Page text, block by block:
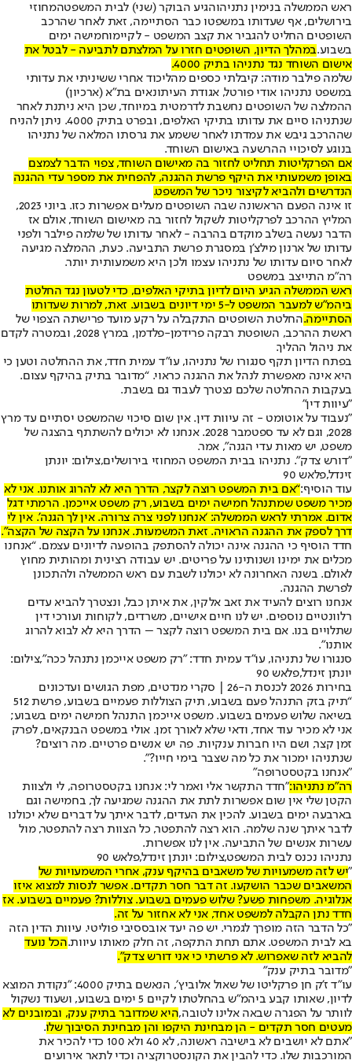
ראש הממשלה בנימין נתניהוהגיע הבוקר (שני) לבית המשפטהמחוזי
בירושלים, אף שעדותו במשפטו כבר הסתיימה, זאת לאחר שהרכב
השופטים החליט להגביר את קצב המשפט - לקיימוחמישה ימים
בשבוע.במהלך הדיון, השופטים חזרו על המלצתם לתביעה - לבטל את
אישום השוחד נגד נתניהו בתיק 4000.
שלמה פילבר מודה: קיבלתי כספים מהליכוד אחרי ששיניתי את עדותי
במשפט נתניהו אודי פורטל, אגודת העיתונאים בת"א (ארכיון)
ההמלצה של השופטים נחשבת לדרמטית במיוחד, שכן היא ניתנת לאחר
שנתניהו סיים את עדותו בתיקי האלפים, ובפרט בתיק 4000. ניתן להניח
שההרכב גיבש את עמדתו לאחר ששמע את גרסתו המלאה של נתניהו
בנוגע לסיכויי ההרשעה באישום השוחד.
אם הפרקליטות תחליט לחזור בה מאישום השוחד, צפוי הדבר לצמצם
באופן משמעותי את היקף פרשת ההגנה, להפחית את מספר עדי ההגנה
הנדרשים ולהביא לקיצור ניכר של המשפט.
זו אינה הפעם הראשונה שבה השופטים מעלים אפשרות כזו. ביוני 2023,
המליץ ההרכב לפרקליטות לשקול לחזור בה מאישום השוחד, אולם אז
הדבר נעשה בשלב מוקדם בהרבה - לאחר עדותו של שלמה פילבר ולפני
עדותו של ארנון מילצ’ן במסגרת פרשת התביעה. כעת, ההמלצה מגיעה
לאחר סיום עדותו של נתניהו עצמו ולכן היא משמעותית יותר.
רה"מ התייצב במשפט
ראש הממשלה הגיע היום לדיון בתיקי האלפים, כדי לטעון נגד החלטת
ביהמ"ש למעבר המשפט ל-5 ימי דיונים בשבוע. זאת, למרות ש
עדותו
הסתיימה.החלטת השופטים התקבלה על רקע מועד פרישתה הצפוי של
ראשת ההרכב, השופטת רבקה פרידמן-פלדמן, במרץ 2028, ובמטרה לקדם
את ניהול ההליך.
בפתח הדיון תקף סנגורו של נתניהו, עו”ד עמית חדד, את ההחלטה וטען כי
היא אינה מאפשרת לנהל את ההגנה כראוי. “מדובר בתיק בהיקף עצום.
בעקבות ההחלטה שלכם נצטרך לעבוד גם בשבת.
"עיוות דין"
"נעבוד על אוטומט - זה עיוות דין. אין שום סיכוי שהמשפט יסתיים עד מרץ
2028, וגם לא עד ספטמבר 2028. אנחנו לא יכולים להשתתף בהצגה של
משפט, יש מאות עדי הגנה", אמר.
"דורש צדק". נתניהו בבית המשפט המחוזי בירושלים,צילום: יונתן
זינדל,פלאש 90
עוד הוסיף:“אם בית המשפט רוצה לקצר, הדרך היא לא להרוג אותנו. אני לא
מכיר משפט שמתנהל חמישה ימים בשבוע, רק משפט אייכמן. הרמתי דגל
אדום. אמרתי לראש הממשלה: ‘אנחנו לפני צרה צרורה. אין לך הגנה’. אין לי
דרך לספק את ההגנה הראויה. זאת המשמעות. אנחנו על הקצה של הקצה”.
חדד הוסיף כי ההגנה אינה יכולה להסתפק בהופעה לדיונים עצמם. “אנחנו
מכלים את ימינו ושנותינו על פריטים. יש עבודה רצינית ומהותית מחוץ
לאולם. בשנה האחרונה לא יכולנו לשבת עם ראש הממשלה ולהתכונן
לפרשת ההגנה.
אנחנו רוצים להעיד את זאב אלקין, את איתן כבל, ונצטרך להביא עדים
רלוונטיים נוספים. יש לנו חיים אישיים, משרדים, לקוחות ועורכי דין
שתלויים בנו. אם בית המשפט רוצה לקצר – הדרך היא לא לבוא להרוג
אותנו”.
סנגורו של נתניהו, עו"ד עמית חדד: "רק משפט אייכמן נתנהל ככה",צילום:
יונתן זינדל,פלאש 90
בחירות 2026 לכנסת ה-26 | סקרי מנדטים, מפת הגושים ועדכונים
“תיק בזק התנהל פעם בשבוע, תיק הצוללות פעמיים בשבוע, פרשת 512
בשיאה שלוש פעמים בשבוע. משפט אייכמן התנהל חמישה ימים בשבוע;
אני לא מכיר עוד אחד, ודאי שלא לאורך זמן. אולי במשפט הבנקאים, לפרק
זמן קצר, ושם היו חברות ענקיות. פה יש אנשים פרטיים. מה רוצים?
שנתניהו ימכור את כל מה שצבר בימי חייו?”.
"אנחנו בקטסטרופה"
‏רה"מ נתניהו:"חדד התקשר אלי ואמר לי: אנחנו בקטסטרופה, לי ולצוות
הקטן שלי אין שום אפשרות לתת את ההגנה שמגיעה לך, בחמישה וגם
בארבעה ימים בשבוע. להכין את העדים, לדבר איתך על דברים שלא יכולנו
לדבר איתך שנה שלמה. הוא רצה להתפטר, כל הצוות רצה להתפטר, מול
עשרות אנשים של התביעה. אין לנו אפשרות.
נתניהו נכנס לבית המשפט,צילום: יונתן זינדל,פלאש 90
‏"יש לזה משמעויות של משאבים בהיקף ענק, אחרי המשמעויות של
המשאבים שכבר הושקעו. זה דבר חסר תקדים. אפשר לנסות למצוא איזו
אנלוגיה. משפחות פשע? שלוש פעמים בשבוע. צוללות? פעמיים בשבוע. אז
חדד נתן הקבלה למשפט אחד, אני לא אחזור על זה.
"כל הדבר הזה מופרך לגמרי. יש פה יעד אובססיבי פוליטי. עיוות הדין הזה
בא לבית המשפט. אתם תחת התקפה, זה חלק מאותו עיוות.הכל נועד
להביא לזה שאפרוש. לא פרשתי כי אני דורש צדק".
"מדובר בתיק ענק"
עו"ד ז'ק חן פרקליטו של שאול אלוביץ׳, הנאשם בתיק 4000: "נקודת המוצא
לדיון, שאותו קבע ביהמ"ש בהחלטתו לקיים 5 ימים בשבוע, ושעוד נשקול
לוותר על הפגרה שבאה אלינו לטובה,היא שמדובר בתיק ענק, ובמובנים לא
מעטים חסר תקדים - הן מבחינת היקפו והן מבחינת הסיבוך שלו.
"אתם לא יושבים לא בישיבה ראשונה, לא 40 ולא 100 כדי להכיר את
המורכבות שלו. כדי להבין את הקונסטרוקציה וכדי לתאר אירועים